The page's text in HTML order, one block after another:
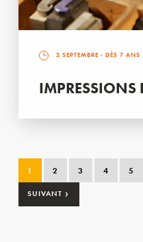
2 SEPTEMBRE - DÈS 7 ANS
IMPRESSIONS
1 2 3 4 5
SUIVANT ›